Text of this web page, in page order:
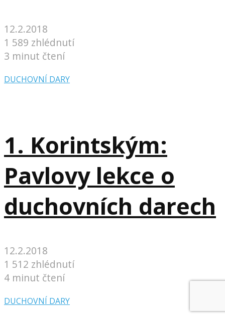
12.2.2018
1 589 zhlédnutí
3 minut čtení
DUCHOVNÍ DARY
1. Korintským:
Pavlovy lekce o
duchovních darech
12.2.2018
1 512 zhlédnutí
4 minut čtení
DUCHOVNÍ DARY